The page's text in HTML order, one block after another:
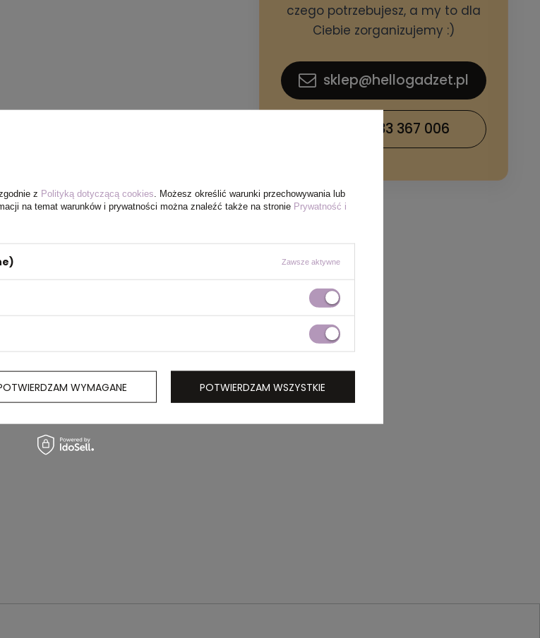
czego potrzebujesz, a my to dla
Ciebie zorganizujemy :)
sklep@hellogadzet.pl
+48 733 367 006
z Polityką dotyczącą cookies . Możesz określić warunki przechowywania lub
na temat warunków i prywatności można znaleźć także na stronie Prywatność i
Zawsze aktywne
WYMAGANE POTWIERDZAM WSZYSTKIE